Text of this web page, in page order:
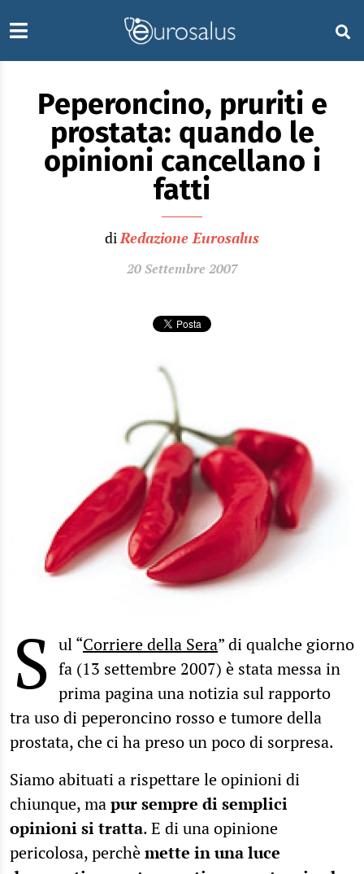
Peperoncino, pruriti e
prostata: quando le
opinioni cancellano i
fatti
diRedazione Eurosalus
20 Settembre 2007
S ul “Corriere della Sera” di qualche giorno
fa (13 settembre 2007) è stata messa in
prima pagina una notizia sul rapporto
tra uso di peperoncino rosso e tumore della
prostata, che ci ha preso un poco di sorpresa.
Siamo abituati a rispettare le opinioni di
chiunque, mapur sempre di semplici
opinioni si tratta. E di una opinione
pericolosa, perchèmette in una luce